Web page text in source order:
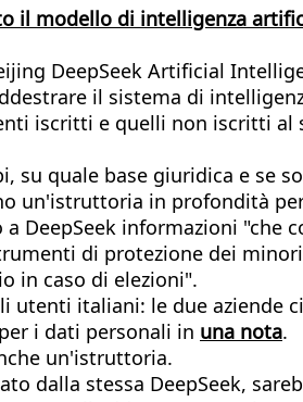
il modello di intelligenza
DeepSeek Artificial
il sistema di
iscritti e quelli non iscritti al
su quale base giuridica e se
un'istruttoria in profondità
DeepSeek informazioni "che
di protezione dei
in caso di elezioni".
utenti italiani: le due aziende
i dati personali in una nota.
un'istruttoria.
dalla stessa DeepSeek,